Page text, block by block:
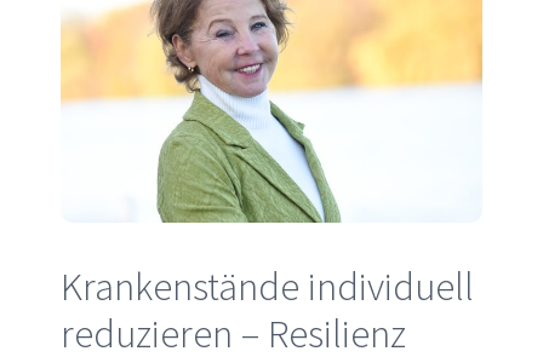
Krankenstände individuell
reduzieren – Resilienz